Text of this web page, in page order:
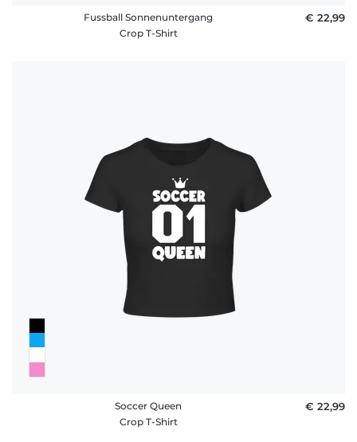
Fussball Sonnenuntergang
Crop T-Shirt
€ 22,99
Soccer Queen
Crop T-Shirt
€ 22,99